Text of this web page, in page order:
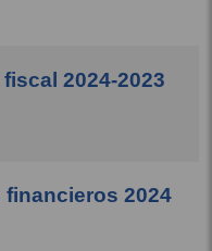
2024-2023
2024